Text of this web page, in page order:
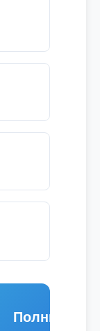
Полный